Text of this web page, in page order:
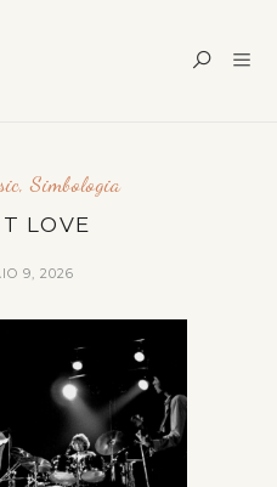
,Simbologia
LOVE
9, 2026